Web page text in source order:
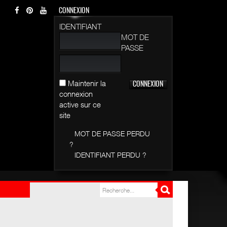
CONNEXION
IDENTIFIANT
MOT DE
PASSE
Maintenir la
connexion
active sur ce
site
MOT DE PASSE PERDU
?
IDENTIFIANT PERDU ?